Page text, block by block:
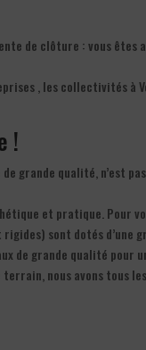
de clôture : vous êtes
, les collectivités à
!
grande qualité, n’est
et pratique. Pour
sont dotés d’une
de grande qualité pour
nous avons tous